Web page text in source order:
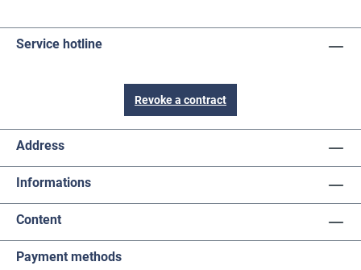
Service hotline
Revoke a contract
Address
Informations
Content
Payment methods